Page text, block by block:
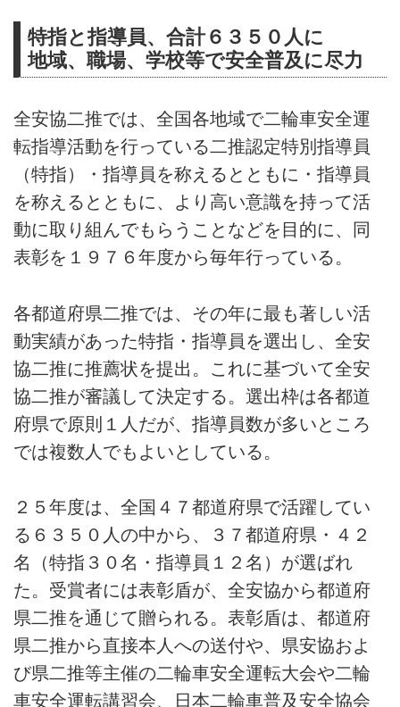
特指と指導員、合計６３５０人に
地域、職場、学校等で安全普及に尽力
全安協二推では、全国各地域で二輪車安全運
転指導活動を行っている二推認定特別指導員
（特指）・指導員を称えるとともに・指導員
を称えるとともに、より高い意識を持って活
動に取り組んでもらうことなどを目的に、同
表彰を１９７６年度から毎年行っている。
各都道府県二推では、その年に最も著しい活
動実績があった特指・指導員を選出し、全安
協二推に推薦状を提出。これに基づいて全安
協二推が審議して決定する。選出枠は各都道
府県で原則１人だが、指導員数が多いところ
では複数人でもよいとしている。
２５年度は、全国４７都道府県で活躍してい
る６３５０人の中から、３７都道府県・４２
名（特指３０名・指導員１２名）が選ばれ
た。受賞者には表彰盾が、全安協から都道府
県二推を通じて贈られる。表彰盾は、都道府
県二推から直接本人への送付や、県安協およ
び県二推等主催の二輪車安全運転大会や二輪
車安全運転講習会、日本二輪車普及安全協会